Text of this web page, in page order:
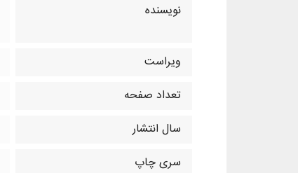
نویسنده
ویراست
تعداد صفحه
سال انتشار
سری چاپ